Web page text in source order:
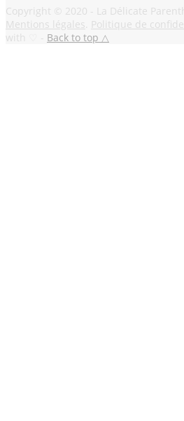
Copyright © 2020 - La Délicate
Mentions légales Politique de
with ♡ - Back to top △